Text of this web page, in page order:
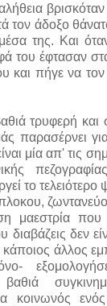
βρισκόταν
τον άδοξο
της. Και όταν
του έφτασαν
και πήγε να
τρυφερή και
παρασέρνει
μία απ' τις
το
μαεστρία που
δεν
άλλος
κοινωνός